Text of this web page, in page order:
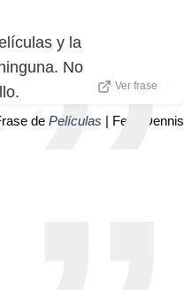
y la
No
Ver frase
de Películas | Felix Dennis